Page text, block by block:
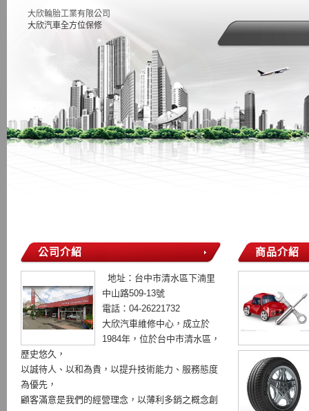
大欣輪胎工業有限公司
大欣汽車全方位保修
公司介紹
地址：台中市清水區下湳里
中山路509-13號
電話：04-26221732
大欣汽車維修中心，成立於
1984年，位於台中市清水區，
歷史悠久，
以誠待人、以和為貴，以提升技術能力、服務態度
為優先，
顧客滿意是我們的經營理念，以薄利多銷之概念創
商品介紹